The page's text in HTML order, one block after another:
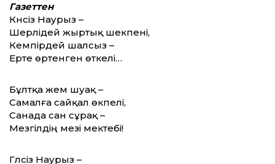
Газеттен
Күнсіз Наурыз –
Шерлідей жыртық шекпені,
Кемпірдей шалсыз –
Ерте өртенген өткелі…
Бұлтқа жем шуақ –
Самалға сайқал өкпелі,
Санада сан сұрақ –
Мезгілдің мезі мектебі!
Гүлсіз Наурыз –